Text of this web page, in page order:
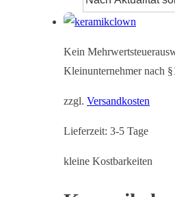
Kein
Kleinunternehmer nach
zzgl. Versandkosten
Lieferzeit: 3-5 Tage
kleine Kostbarkeiten